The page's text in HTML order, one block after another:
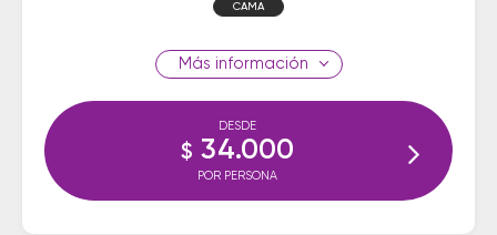
CAMA
información
DESDE
$ 34.000
POR PERSONA